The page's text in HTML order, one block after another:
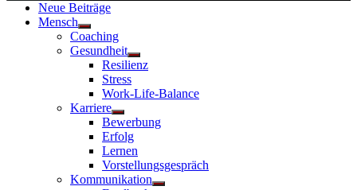
Neue Beiträge
Mensch
Untermenü
anzeigen
Coaching
Gesundheit
Untermenü
anzeigen
Resilienz
Stress
Work-Life-Balance
Karriere
Untermenü
anzeigen
Bewerbung
Erfolg
Lernen
Vorstellungsgespräch
Kommunikation